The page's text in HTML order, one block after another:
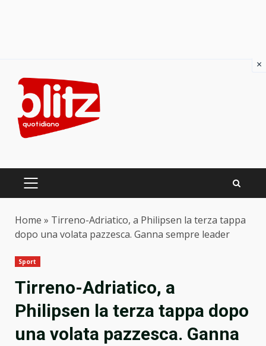
content
PRIMARY
Home » Tirreno-Adriatico, a Philipsen la terza tappa
dopo una volata pazzesca. Ganna sempre leader
Sport
Tirreno-Adriatico, a
Philipsen la terza tappa dopo
una volata pazzesca. Ganna
×